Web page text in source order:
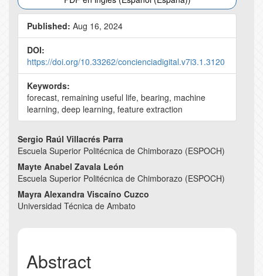
Published: Aug 16, 2024
DOI:
https://doi.org/10.33262/concienciadigital.v7i3.1.3120
Keywords:
forecast, remaining useful life, bearing, machine
learning, deep learning, feature extraction
Main
Article
Content
Sergio Raúl Villacrés Parra
Escuela Superior Politécnica de Chimborazo (ESPOCH)
Mayte Anabel Zavala León
Escuela Superior Politécnica de Chimborazo (ESPOCH)
Mayra Alexandra Viscaíno Cuzco
Universidad Técnica de Ambato
Abstract